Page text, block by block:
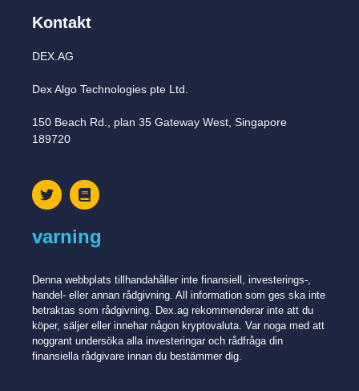
Kontakt
DEX.AG
Dex Algo Technologies pte Ltd.
150 Beach Rd., plan 35 Gateway West, Singapore
189720
varning
Denna webbplats tillhandahåller inte finansiell, investerings-,
handel- eller annan rådgivning. All information som ges ska inte
betraktas som rådgivning. Dex.ag rekommenderar inte att du
köper, säljer eller innehar någon kryptovaluta. Var noga med att
noggrant undersöka alla investeringar och rådfråga din
finansiella rådgivare innan du bestämmer dig.